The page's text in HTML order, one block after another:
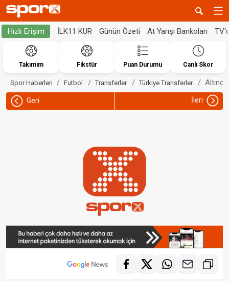
Hızlı Erişim İLK11 KUR Günün Özeti At Yarışı Bankoları
Takımım Fikstür Puan Durumu Canlı Skor
Spor Haberleri Futbol Transferler Türkiye Transferler
Geri İleri